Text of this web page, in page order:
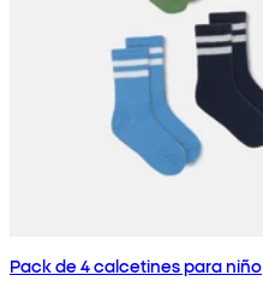
Pack de 4 calcetines para niño